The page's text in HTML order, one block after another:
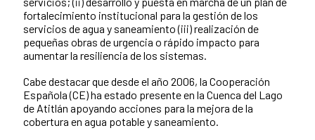
fortalecimiento institucional para la gestión de los
servicios de agua y saneamiento (iii) realización de
pequeñas obras de urgencia o rápido impacto para
aumentar la resiliencia de los sistemas.
Cabe destacar que desde el año 2006, la Cooperación
Española (CE) ha estado presente en la Cuenca del Lago
de Atitlán apoyando acciones para la mejora de la
cobertura en agua potable y saneamiento.